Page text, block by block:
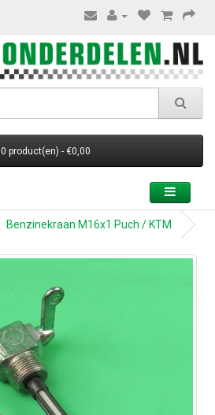
0 product(en) - €0,00
Benzinekraan M16x1 Puch / KTM